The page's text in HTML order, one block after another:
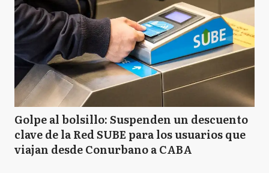
Golpe al bolsillo: Suspenden un descuento
clave de la Red SUBE para los usuarios que
viajan desde Conurbano a CABA